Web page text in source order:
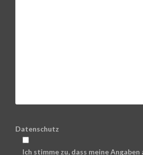
Datenschutz
Ich stimme zu, dass meine Angaben